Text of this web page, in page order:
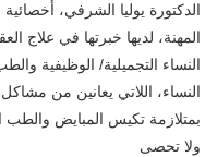
الدكتورة يوليا الشرفي،
المهنة، لديها خبرتها في علاج
النساء التجميلية/ الوظيفية
النساء، اللاتي يعانين من
بمتلازمة تكيس المبايض والطب
ولا تحصى